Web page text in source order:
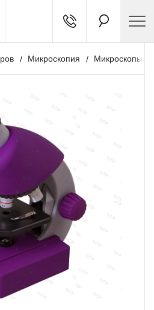
Микроскопия Микроскопы